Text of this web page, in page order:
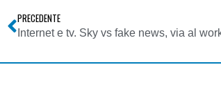
PRECEDENTE
Internet e tv. Sky vs fake news, via al